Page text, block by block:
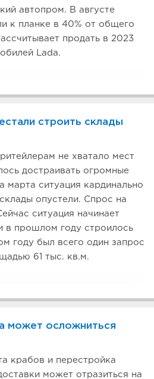
автопром. В августе
к планке в 40% от общего
продать в 2023
Lada.
строить склады
не хватало мест
достраивать огромные
марта ситуация кардинально
опустели. Спрос на
ситуация начинает
в прошлом году строилось
году был всего один запрос
61 тыс. кв.м.
может осложниться
крабов и перестройка
может отразиться на